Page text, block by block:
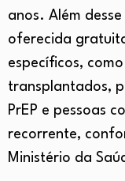
anos. Além
oferecida
específicos,
transplantados,
PrEP e pessoas
recorrente,
Ministério da